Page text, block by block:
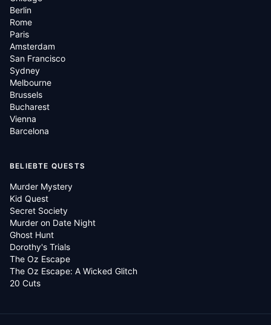
Berlin
Rome
Paris
Amsterdam
San Francisco
Sydney
Melbourne
Brussels
Bucharest
Vienna
Barcelona
BELIEBTE QUESTS
Murder Mystery
Kid Quest
Secret Society
Murder on Date Night
Ghost Hunt
Dorothy's Trials
The Oz Escape
The Oz Escape: A Wicked Glitch
20 Cuts